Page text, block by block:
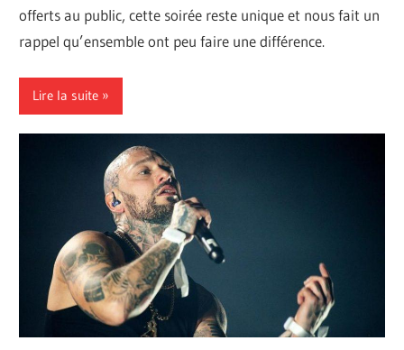
offerts au public, cette soirée reste unique et nous fait un
rappel qu’ensemble ont peu faire une différence.
Lire la suite